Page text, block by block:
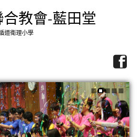
教會-藍田堂
道衛理小學